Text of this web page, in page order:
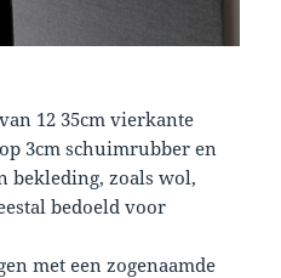
12 35cm vierkante
3cm schuimrubber en
bekleding, zoals wol,
bedoeld voor
met een zogenaamde